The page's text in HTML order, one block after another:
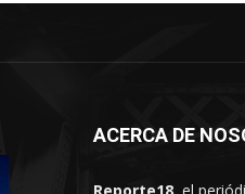
ACERCA DE